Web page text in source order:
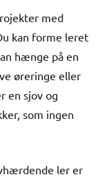
med
kan forme leret
hænge på en
øreringe eller
en sjov og
som ingen
ler er